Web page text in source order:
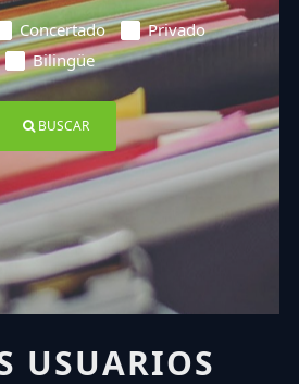
Concertado
Privado
Bilingüe
BUSCAR
USUARIOS